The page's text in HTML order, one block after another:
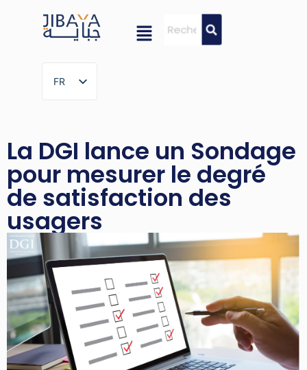
FR
FR
La DGI lance un Sondage
pour mesurer le degré
de satisfaction des
usagers